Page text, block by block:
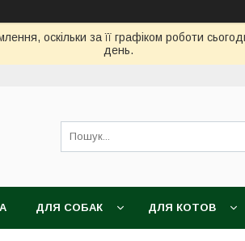
оскільки за її графіком роботи
день.
ДЛЯ СОБАК ДЛЯ КОТОВ